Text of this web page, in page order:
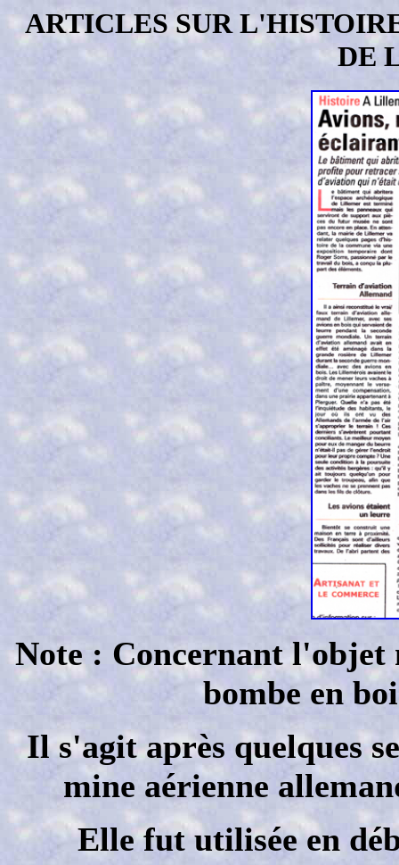
ARTICLES SUR
DE
Note : Concernant l'objet
bombe en
Il s'agit après quelques
mine aérienne
Elle fut utilisée en